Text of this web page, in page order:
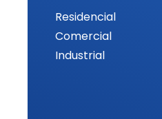
Residencial
Comercial
Industrial